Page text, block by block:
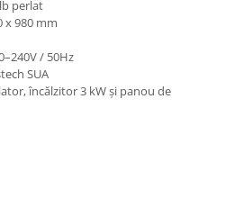
perlat
x 980 mm
/ 50Hz
SUA
încălzitor 3 kW și panou de